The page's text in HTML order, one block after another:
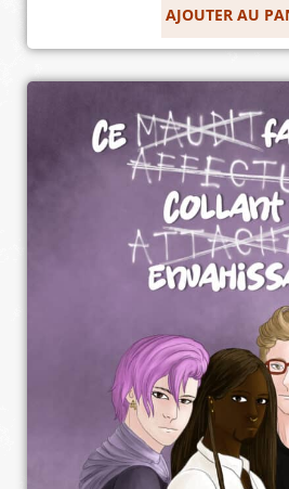
AJOUTER AU